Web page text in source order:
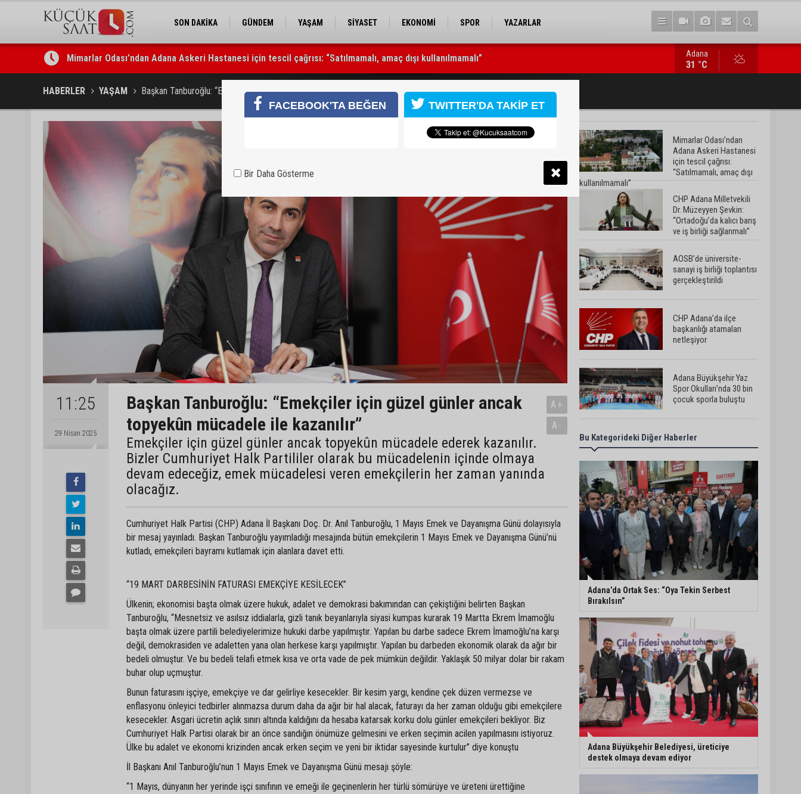
SON DAKİKA GÜNDEM YAŞAM SİYASET EKONOMİ SPOR YAZARLAR
Mimarlar Odası’ndan Adana Askeri Hastanesi için tescil çağrısı: “Satılmamalı, amaç dışı kullanılmamalı”
CHP Adana Milletvekili Dr. Müzeyyen Şevkin: “Ortadoğu’da kalıcı barış ve iş birliği sağlanmalı”
AOSB’de üniversite-sanayi iş birliği toplantısı gerçekleştirildi
Adana
31 °C
HABERLER YAŞAM Başkan Tanburoğlu: “Emekçiler için güzel günler ancak topyekûn mücadele ile kazanılır”
11:25
29 Nisan 2025
Başkan Tanburoğlu: “Emekçiler için güzel günler ancak
topyekûn mücadele ile kazanılır”
Emekçiler için güzel günler ancak topyekûn mücadele ederek kazanılır.
Bizler Cumhuriyet Halk Partililer olarak bu mücadelenin içinde olmaya
devam edeceğiz, emek mücadelesi veren emekçilerin her zaman yanında
olacağız.
A+
A-
Cumhuriyet Halk Partisi (CHP) Adana İl Başkanı Doç. Dr. Anıl Tanburoğlu, 1 Mayıs Emek ve Dayanışma Günü dolayısıyla
bir mesaj yayınladı. Başkan Tanburoğlu yayımladığı mesajında bütün emekçilerin 1 Mayıs Emek ve Dayanışma Günü’nü
kutladı, emekçileri bayramı kutlamak için alanlara davet etti.
“19 MART DARBESİNİN FATURASI EMEKÇİYE KESİLECEK”
Ülkenin; ekonomisi başta olmak üzere hukuk, adalet ve demokrasi bakımından can çekiştiğini belirten Başkan
Tanburoğlu, “Mesnetsiz ve asılsız iddialarla, gizli tanık beyanlarıyla siyasi kumpas kurarak 19 Martta Ekrem İmamoğlu
başta olmak üzere partili belediyelerimize hukuki darbe yapılmıştır. Yapılan bu darbe sadece Ekrem İmamoğlu’na karşı
değil, demokrasiden ve adaletten yana olan herkese karşı yapılmıştır. Yapılan bu darbeden ekonomik olarak da ağır bir
bedeli olmuştur. Ve bu bedeli telafi etmek kısa ve orta vade de pek mümkün değildir. Yaklaşık 50 milyar dolar bir rakam
buhar olup uçmuştur.
Bunun faturasını işçiye, emekçiye ve dar gelirliye kesecekler. Bir kesim yargı, kendine çek düzen vermezse ve
enflasyonu önleyici tedbirler alınmazsa durum daha da ağır bir hal alacak, faturayı da her zaman olduğu gibi emekçilere
kesecekler. Asgari ücretin açlık sınırı altında kaldığını da hesaba katarsak korku dolu günler emekçileri bekliyor. Biz
Cumhuriyet Halk Partisi olarak bir an önce sandığın önümüze gelmesini ve erken seçimin acilen yapılmasını istiyoruz.
Ülke bu adalet ve ekonomi krizinden ancak erken seçim ve yeni bir iktidar sayesinde kurtulur” diye konuştu
İl Başkanı Anıl Tanburoğlu’nun 1 Mayıs Emek ve Dayanışma Günü mesajı şöyle:
“1 Mayıs, dünyanın her yerinde işçi sınıfının ve emeği ile geçinenlerin her türlü sömürüye ve üreteni ürettiğine
Mimarlar Odası’ndan
Adana Askeri Hastanesi
için tescil çağrısı:
“Satılmamalı, amaç dışı
kullanılmamalı”
CHP Adana Milletvekili
Dr. Müzeyyen Şevkin:
“Ortadoğu’da kalıcı barış
ve iş birliği sağlanmalı”
AOSB’de üniversite-
sanayi iş birliği toplantısı
gerçekleştirildi
CHP Adana’da ilçe
başkanlığı atamaları
netleşiyor
Adana Büyükşehir Yaz
Spor Okulları’nda 30 bin
çocuk sporla buluştu
Beşiktaş dosyasında iki
tahliye: Özcan Zenger ve
Utku Caner Çaykara
serbest bırakıldı
Vali Mustafa Yavuz:
“Adana’da huzur ve
güven ortamını daha da
güçlendirmek için
çalışıyoruz”
Mahkemeden Oya Tekin
kararı: Tutukluluk halinin
devamına hükmedildi
Adana’da taziye evinde
silahlı kavga kamerada:
Çok sayıda polis ekibi
olay yerine sevk edildi
Adana’da parktaki OED
cihazını çalan şüpheli
tutuklandı
Bu Kategorideki Diğer Haberler
Adana’da Ortak Ses: “Oya Tekin Serbest
Bırakılsın”
Adana Büyükşehir Belediyesi, üreticiye
destek olmaya devam ediyor
FACEBOOK'TA BEĞEN TWITTER'DA TAKİP ET
Bir Daha Gösterme